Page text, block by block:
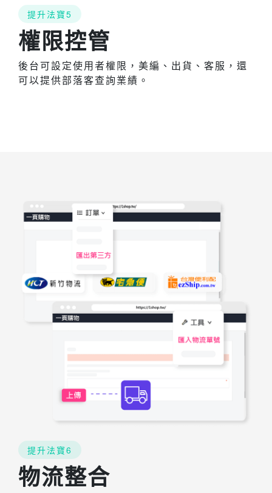
提升法寶5
權限控管
後台可設定使用者權限，美編、出貨、客服，還
可以提供部落客查詢業績。
提升法寶6
物流整合